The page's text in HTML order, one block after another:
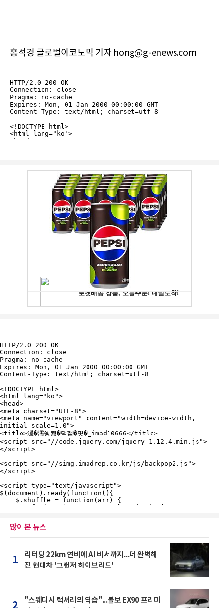
홍석경 글로벌이코노믹 기자 hong@g-enews.com
많이 본 뉴스
1
리터당 22km 연비에 AI 비서까지...더 완벽해
진 현대차 '그랜저 하이브리드'
2
"스웨디시 럭셔리의 역습"...볼보 EX90 프리미